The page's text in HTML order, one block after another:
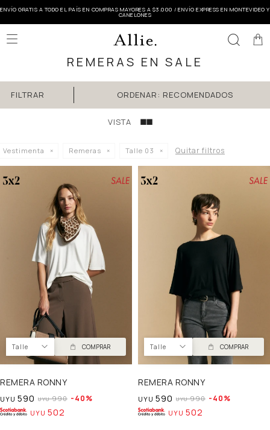
ENVÍO GRATIS A TODO EL PAÍS EN COMPRAS MAYORES A $3.000 / ENVÍO EXPRESS EN MONTEVIDEO Y
CANELONES

REMERAS EN SALE
RECOMENDADOS
Vestimenta Remeras Talle 03 Quitar filtros
Talle COMPRAR
REMERA RONNY
UYU 590 UYU 990 40
UYU 502
Talle COMPRAR
REMERA RONNY
UYU 590 UYU 990 40
UYU 502